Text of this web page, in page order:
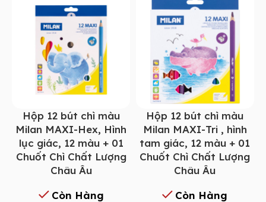
Hộp 12 bút chì màu
Milan MAXI-Hex, Hình
lục giác, 12 màu + 01
Chuốt Chì Chất Lượng
Châu Âu
Còn Hàng
Hộp 12 bút chì màu
Milan MAXI-Tri , hình
tam giác, 12 màu + 01
Chuốt Chì Chất Lượng
Châu Âu
Còn Hàng